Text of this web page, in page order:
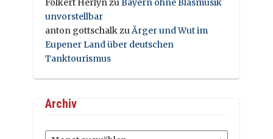
Folkert HerlynzuBayern ohne Blasmusik
unvorstellbar
anton gottschalkzuÄrger und Wut im
Eupener Land über deutschen
Tanktourismus
Archiv